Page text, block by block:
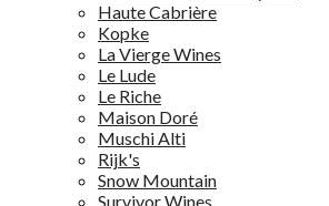
Haute Cabrière
Kopke
La Vierge Wines
Le Lude
Le Riche
Maison Doré
Muschi Alti
Rijk's
Snow Mountain
Survivor Wines